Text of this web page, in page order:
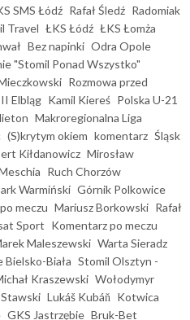
SMS Łódź Rafał Śledź Radomiak
Travel ŁKS Łódź ŁKS Łomża
Bez napinki Odra Opole
"Stomil Ponad Wszystko"
Rozmowa przed
Elbląg Kamil Kiereś Polska U-21
Makroregionalna Liga
(S)krytym okiem komentarz Śląsk
Kiłdanowicz Mirosław
Ruch Chorzów
Warmiński Górnik Polkowice
meczu Mariusz Borkowski Rafał
Sport Komentarz po meczu
Maleszewski Warta Sieradz
Bielsko-Biała Stomil Olsztyn -
Kraszewski Wołodymyr
Lukáš Kubáň Kotwica
GKS Jastrzębie Bruk-Bet